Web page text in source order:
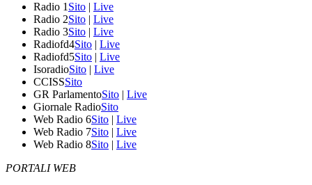
Radio 1 Sito | Live
Radio 2Sito | Live
Radio 3Sito | Live
Radiofd4Sito | Live
Radiofd5Sito | Live
IsoradioSito | Live
CCISSSito
GR ParlamentoSito | Live
Giornale RadioSito
Web Radio 6Sito | Live
Web Radio 7Sito | Live
Web Radio 8Sito | Live
PORTALI WEB